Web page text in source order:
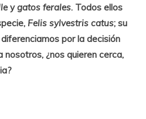
ygatos ferales. Todos ellos
Felis sylvestris catus; su
por la decisión
¿nos quieren cerca,